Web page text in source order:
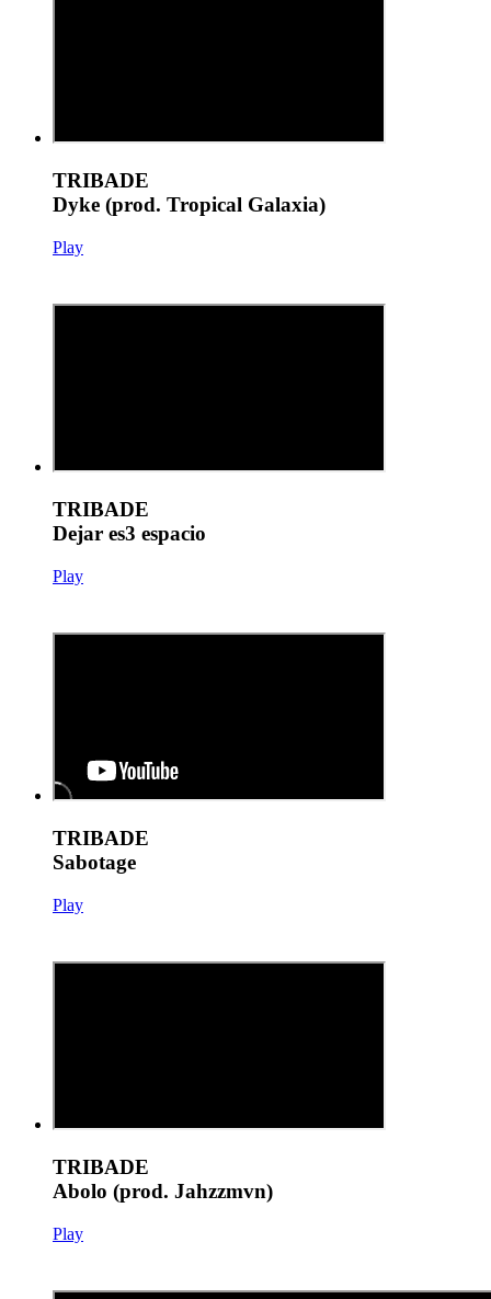
TRIBADE
Dyke (prod. Tropical Galaxia)
Play
TRIBADE
Dejar es3 espacio
Play
TRIBADE
Sabotage
Play
TRIBADE
Abolo (prod. Jahzzmvn)
Play